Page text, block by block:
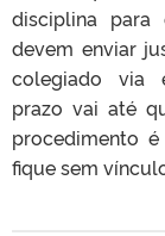
disciplina
devem enviar
colegiado via
prazo vai até
procedimento
fique sem